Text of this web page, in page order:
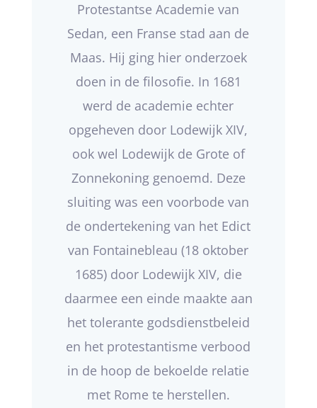
Protestantse Academie van
Sedan, een Franse stad aan de
Maas. Hij ging hier onderzoek
doen in de filosofie. In 1681
werd de academie echter
opgeheven door Lodewijk XIV,
ook wel Lodewijk de Grote of
Zonnekoning genoemd. Deze
sluiting was een voorbode van
de ondertekening van het Edict
van Fontainebleau (18 oktober
1685) door Lodewijk XIV, die
daarmee een einde maakte aan
het tolerante godsdienstbeleid
en het protestantisme verbood
in de hoop de bekoelde relatie
met Rome te herstellen.